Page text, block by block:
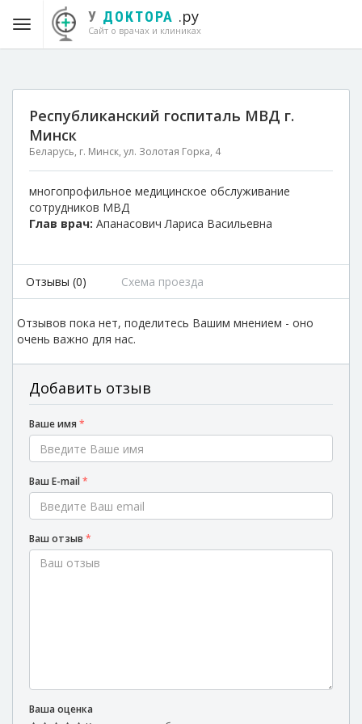
У ДОКТОРА .ру
Сайт о врачах и клиниках
Республиканский госпиталь МВД г.
Минск
Беларусь, г. Минск, ул. Золотая Горка, 4
многопрофильное медицинское обслуживание
сотрудников МВД
Глав врач: Апанасович Лариса Васильевна
Отзывы (0) Схема проезда
Отзывов пока нет, поделитесь Вашим мнением - оно
очень важно для нас.
Добавить отзыв
Ваше имя *
Ваш E-mail*
Ваш отзыв *
Ваша оценка